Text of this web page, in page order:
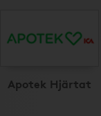
Apotek Hjärtat